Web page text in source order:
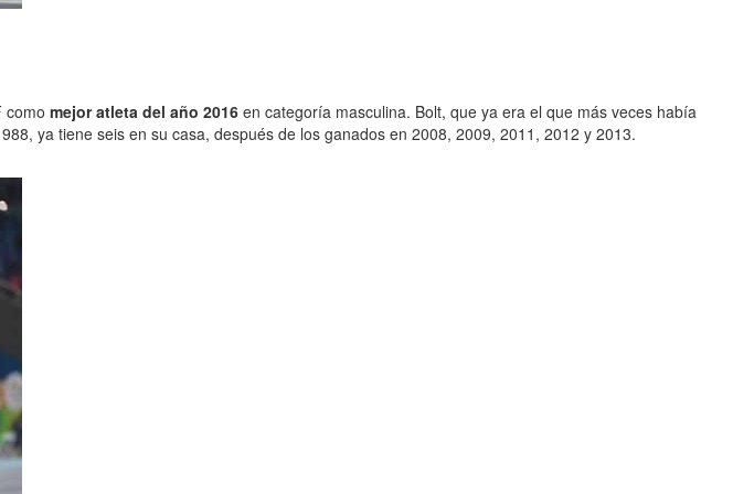
como mejor atleta del año 2016 en categoría masculina. Bolt, que ya era el que más veces había
ya tiene seis en su casa, después de los ganados en 2008, 2009, 2011, 2012 y 2013.